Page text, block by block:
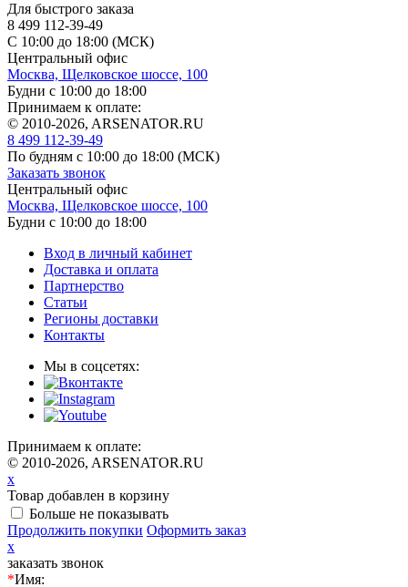
Для быстрого заказа
8 499 112-39-49
С 10:00 до 18:00 (МСК)
Центральный офис
Москва, Щелковское шоссе, 100
Будни с 10:00 до 18:00
Принимаем к оплате:
© 2010-2026, ARSENATOR.RU
8 499 112-39-49
По будням с 10:00 до 18:00 (МСК)
Заказать звонок
Центральный офис
Москва, Щелковское шоссе, 100
Будни с 10:00 до 18:00
Вход в личный кабинет
Доставка и оплата
Партнерство
Статьи
Регионы доставки
Контакты
Мы в соцсетях:
Принимаем к оплате:
© 2010-2026, ARSENATOR.RU
x
Товар добавлен в корзину
Больше не показывать
Продолжить покупки Оформить заказ
x
заказать звонок
*Имя: